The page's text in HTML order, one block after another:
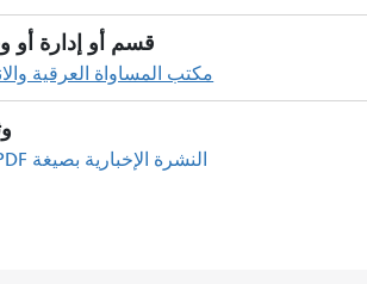
قسم أو إدارة أو
مكتب المساواة العرقية
النشرة الإخبارية بصيغة PDF